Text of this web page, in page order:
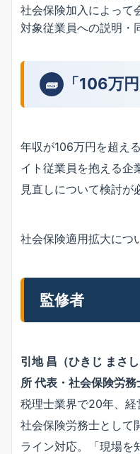
社会保険加入によって
対象従業員への説明・
🧱 「106万
年収が106万円を超え
イト従業員を抱える企
見直しについて検討が
社会保険適用拡大につ
監修者
引地 昌（ひきじ まさ
所 代表・社会保険労務
税理士業界で20年、経
社会保険労務士として
ライン対応。「現場を